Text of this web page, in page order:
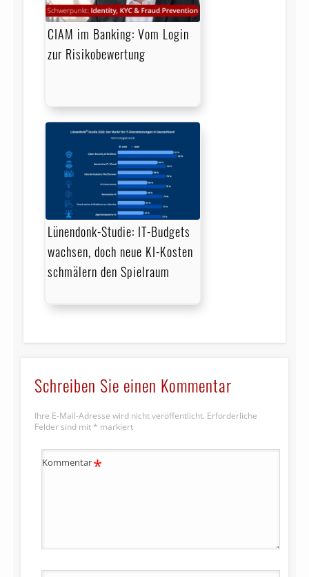
CIAM im Banking: Vom Login
zur Risikobewertung
Lünendonk-Studie: IT-Budgets
wachsen, doch neue KI-Kosten
schmälern den Spielraum
Schreiben Sie einen Kommentar
Ihre E-Mail-Adresse wird nicht veröffentlicht. Erforderliche
Felder sind mit * markiert
Kommentar*